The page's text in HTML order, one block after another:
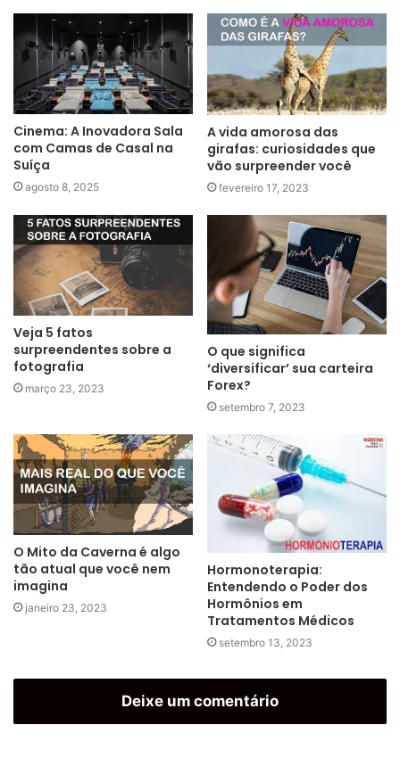
Cinema: A Inovadora Sala
com Camas de Casal na
Suíça
agosto 8, 2025
A vida amorosa das
girafas: curiosidades que
vão surpreender você
fevereiro 17, 2023
Veja 5 fatos
surpreendentes sobre a
fotografia
março 23, 2023
O que significa
‘diversificar’ sua carteira
Forex?
setembro 7, 2023
O Mito da Caverna é algo
tão atual que você nem
imagina
janeiro 23, 2023
Hormonoterapia:
Entendendo o Poder dos
Hormônios em
Tratamentos Médicos
setembro 13, 2023
Deixe um comentário